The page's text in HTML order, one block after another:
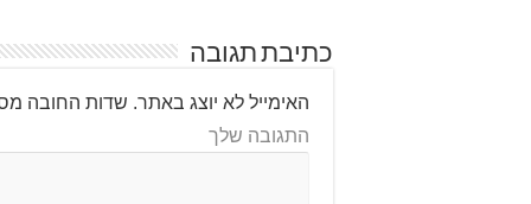
כתיבת תגובה
האימייל לא יוצג באתר. שדות החובה
התגובה שלך